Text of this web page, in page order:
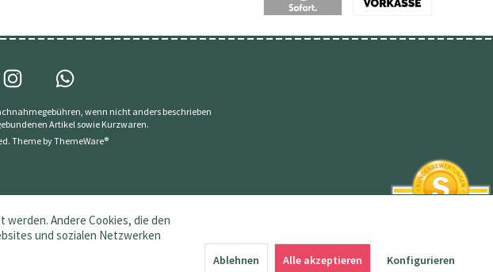
wenn nicht anders beschrieben
Artikel sowie Kurzwaren.
Theme byThemeWare®
Andere Cookies, die den
und sozialen Netzwerken
Ablehnen Alle akzeptieren Konfigurieren
aus 145 Bewertungen